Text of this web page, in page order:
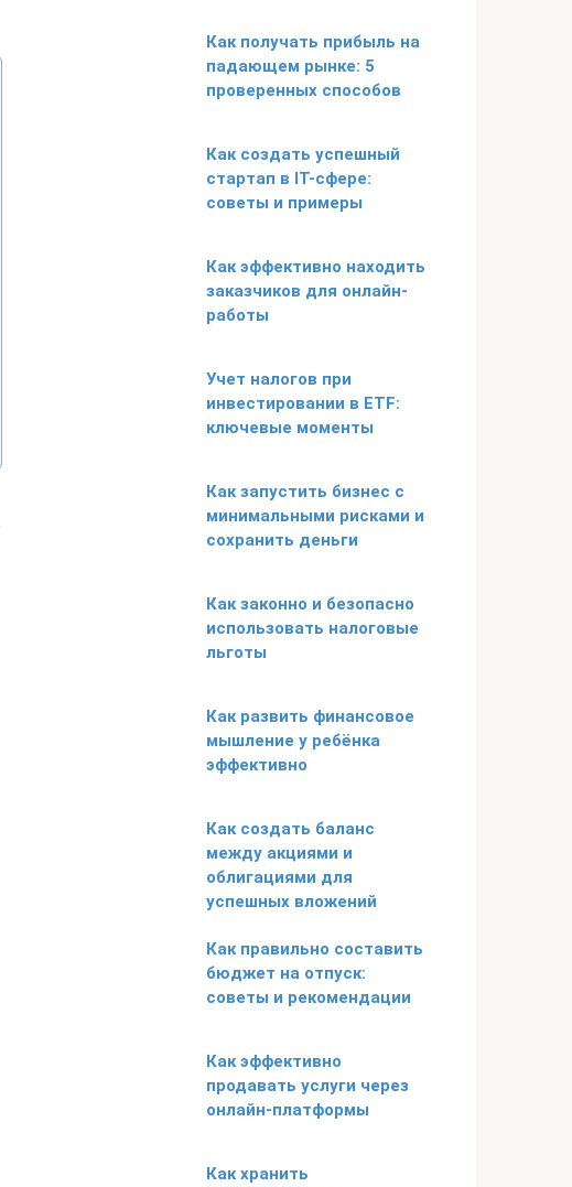
Как получать прибыль на
падающем рынке: 5
проверенных способов
Как создать успешный
стартап в IT-сфере:
советы и примеры
Как эффективно находить
заказчиков для онлайн-
работы
Учет налогов при
инвестировании в ETF:
ключевые моменты
Как запустить бизнес с
минимальными рисками и
сохранить деньги
Как законно и безопасно
использовать налоговые
льготы
Как развить финансовое
мышление у ребёнка
эффективно
Как создать баланс
между акциями и
облигациями для
успешных вложений
Как правильно составить
бюджет на отпуск:
советы и рекомендации
Как эффективно
продавать услуги через
онлайн-платформы
Как хранить